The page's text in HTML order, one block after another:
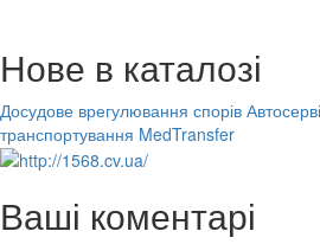
Нове в каталозі
Досудове врегулювання спорів
транспортування MedTransfer
Ваші коментарі